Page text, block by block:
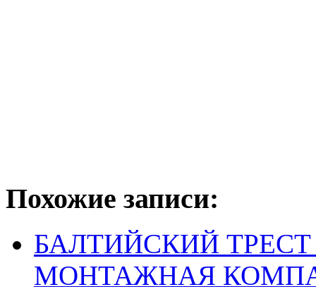
Похожие записи:
БАЛТИЙСКИЙ
МОНТАЖНАЯ